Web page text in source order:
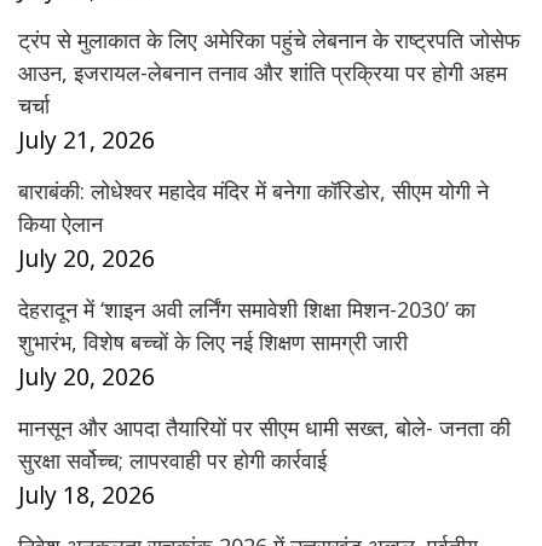
ट्रंप से मुलाकात के लिए अमेरिका पहुंचे लेबनान के राष्ट्रपति जोसेफ
आउन, इजरायल-लेबनान तनाव और शांति प्रक्रिया पर होगी अहम
चर्चा
July 21, 2026
बाराबंकी: लोधेश्वर महादेव मंदिर में बनेगा कॉरिडोर, सीएम योगी ने
किया ऐलान
July 20, 2026
देहरादून में ‘शाइन अवी लर्निंग समावेशी शिक्षा मिशन-2030’ का
शुभारंभ, विशेष बच्चों के लिए नई शिक्षण सामग्री जारी
July 20, 2026
मानसून और आपदा तैयारियों पर सीएम धामी सख्त, बोले- जनता की
सुरक्षा सर्वोच्च; लापरवाही पर होगी कार्रवाई
July 18, 2026